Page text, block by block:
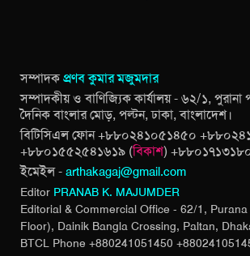
সম্পাদকপ্রণব কুমার মজুমদার
সম্পাদকীয় ও বাণিজ্যিক কার্যালয় - ৬২/১,
দৈনিক বাংলার মোড়, পল্টন, ঢাকা, বাংলাদেশ।
বিটিসিএল ফোন +৮৮০২৪১০৫১৪৫০
+৮৮০১৫৫২৫৪১৬১৯ (বিকাশ)
ইমেইল - arthakagaj@gmail.com
Editor PRANAB K. MAJUMDER
Editorial & Commercial Office - 62/1,
Floor), Dainik Bangla Crossing, Paltan,
BTCL Phone +880241051450